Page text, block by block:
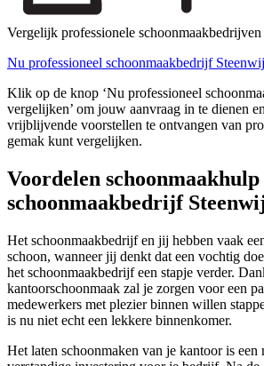
Vergelijk professionele
Nu professioneel schoonmaakbedrijf
Klik op de knop ‘Nu professioneel
vergelijken’ om jouw aanvraag in te dienen
vrijblijvende voorstellen te ontvangen van
gemak kunt vergelijken.
Voordelen schoonmaakhulp
schoonmaakbedrijf
Het schoonmaakbedrijf en jij hebben vaak
schoon, wanneer jij denkt dat een vochtig
het schoonmaakbedrijf een stapje verder.
kantoorschoonmaak zal je zorgen voor een
medewerkers met plezier binnen willen
is nu niet echt een lekkere binnenkomer.
Het laten schoonmaken van je kantoor is een